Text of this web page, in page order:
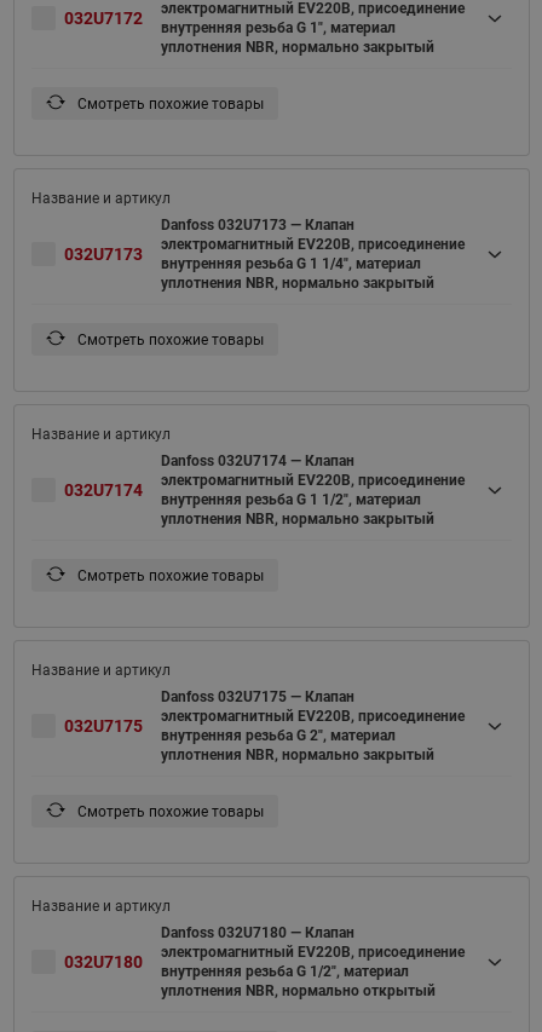
032U7172
электромагнитный EV220B, присоединение
внутренняя резьба G 1", материал
уплотнения NBR, нормально закрытый
Смотреть похожие товары
032U7173
Danfoss 032U7173 — Клапан
электромагнитный EV220B, присоединение
внутренняя резьба G 1 1/4", материал
уплотнения NBR, нормально закрытый
Смотреть похожие товары
032U7174
Danfoss 032U7174 — Клапан
электромагнитный EV220B, присоединение
внутренняя резьба G 1 1/2", материал
уплотнения NBR, нормально закрытый
Смотреть похожие товары
032U7175
Danfoss 032U7175 — Клапан
электромагнитный EV220B, присоединение
внутренняя резьба G 2", материал
уплотнения NBR, нормально закрытый
Смотреть похожие товары
032U7180
Danfoss 032U7180 — Клапан
электромагнитный EV220B, присоединение
внутренняя резьба G 1/2", материал
уплотнения NBR, нормально открытый